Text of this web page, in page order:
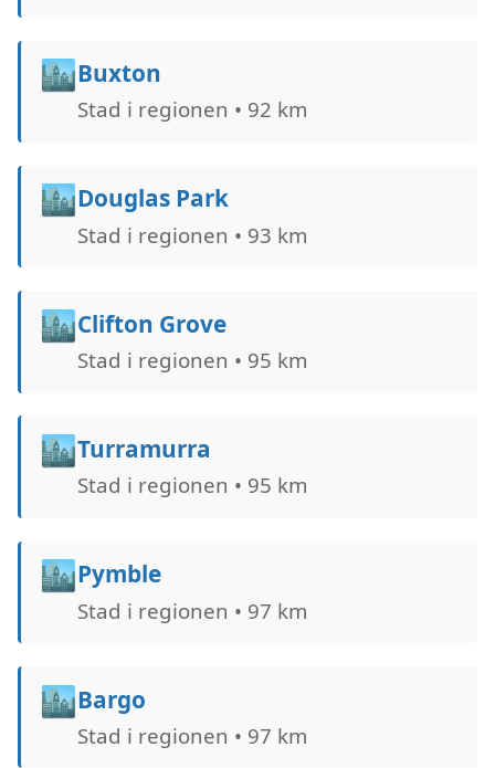
🏙️Buxton
Stad i regionen • 92 km
🏙️Douglas Park
Stad i regionen • 93 km
🏙️Clifton Grove
Stad i regionen • 95 km
🏙️Turramurra
Stad i regionen • 95 km
🏙️Pymble
Stad i regionen • 97 km
🏙️Bargo
Stad i regionen • 97 km